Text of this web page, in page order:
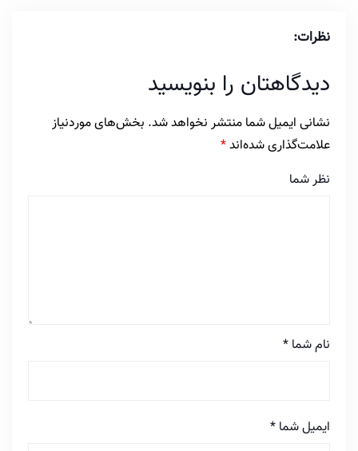
نظرات:
دیدگاهتان را بنویسید
نشانی ایمیل شما منتشر نخواهد شد. بخش‌های موردنیاز
علامت‌گذاری شده‌اند*
نظر شما
نام شما *
ایمیل شما *